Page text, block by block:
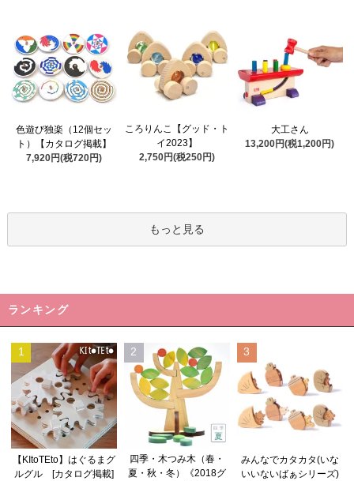
色遊び独楽（12個セッ
ト）【カタログ掲載】
7,920円(税720円)
ころりんこ【グッド・ト
イ2023】
2,750円(税250円)
大工さん
13,200円(税1,200円)
もっと見る
ランキング
1
【KItoTEto】はぐるまグ
ルグル [カタログ掲載]
2
四季・木つみ木（春・
夏・秋・冬）《2018グ
3
みんなでカタカタ(いな
いいないばぁシリーズ)